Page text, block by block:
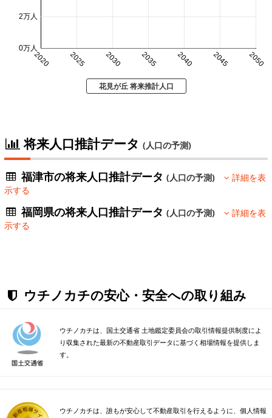
2020 2025 2030 2035 2040 2045 2050
0万人
2万人
花見が丘 将来推計人口
将来人口推計データ (人口の予測)
福津市の将来人口推計データ(人口の予測)
詳細を表
示する
福岡県の将来人口推計データ(人口の予測)
詳細を表
示する
ウチノカチの安心・安全への取り組み
ウチノカチは、国土交通省 土地鑑定委員会の取引情報提供制度によ
り収集された最新の不動産取引データに基づく相場情報を提供しま
す。
ウチノカチは、誰もが安心して不動産取引を行えるように、個人情報